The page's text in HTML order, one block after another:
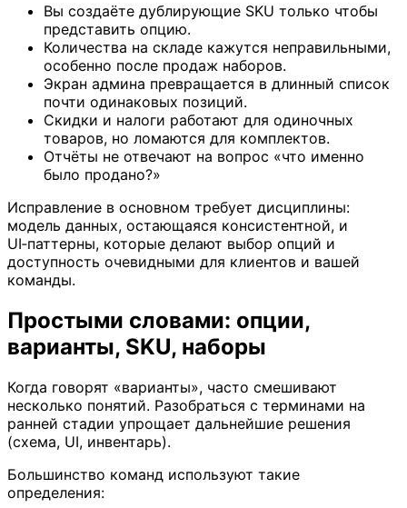
Вы создаёте дублирующие SKU только чтобы
представить опцию.
Количества на складе кажутся неправильными,
особенно после продаж наборов.
Экран админа превращается в длинный список
почти одинаковых позиций.
Скидки и налоги работают для одиночных
товаров, но ломаются для комплектов.
Отчёты не отвечают на вопрос «что именно
было продано?»
Исправление в основном требует дисциплины:
модель данных, остающаяся консистентной, и
UI‑паттерны, которые делают выбор опций и
доступность очевидными для клиентов и вашей
команды.
Простыми словами: опции,
варианты, SKU, наборы
Когда говорят «варианты», часто смешивают
несколько понятий. Разобраться с терминами на
ранней стадии упрощает дальнейшие решения
(схема, UI, инвентарь).
Большинство команд используют такие
определения: